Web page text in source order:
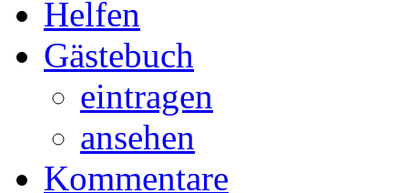
Helfen
Gästebuch
eintragen
ansehen
Kommentare